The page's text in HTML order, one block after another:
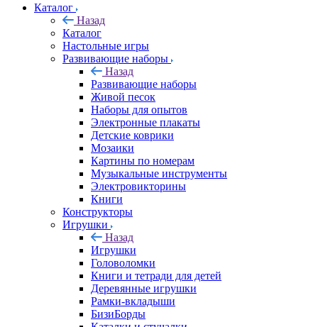
Каталог
Назад
Каталог
Настольные игры
Развивающие наборы
Назад
Развивающие наборы
Живой песок
Наборы для опытов
Электронные плакаты
Детские коврики
Мозаики
Картины по номерам
Музыкальные инструменты
Электровикторины
Книги
Конструкторы
Игрушки
Назад
Игрушки
Головоломки
Книги и тетради для детей
Деревянные игрушки
Рамки-вкладыши
БизиБорды